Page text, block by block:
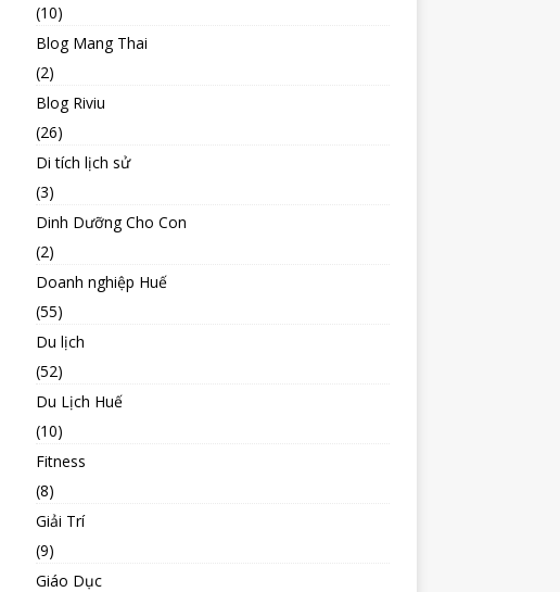
(10)
Blog Mang Thai
(2)
Blog Riviu
(26)
Di tích lịch sử
(3)
Dinh Dưỡng Cho Con
(2)
Doanh nghiệp Huế
(55)
Du lịch
(52)
Du Lịch Huế
(10)
Fitness
(8)
Giải Trí
(9)
Giáo Dục